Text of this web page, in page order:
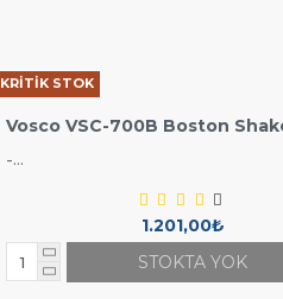
KRİTİK STOK
Vosco VSC-700B Boston
-...
1.201,00₺
STOKTA YOK